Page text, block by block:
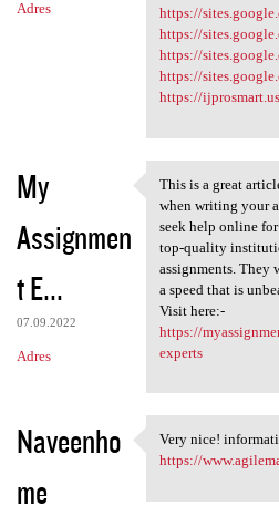
Adres
https://
https://
https://
https://
https://
My
Assignmen
t E...
07.09.2022
Adres
This is a great
This is a great
when writing your
seek help online
top-quality
assignments. They
a speed that is
Visit here:-
https://
experts
Naveenho
me
Very nice!
Very nice!
https://